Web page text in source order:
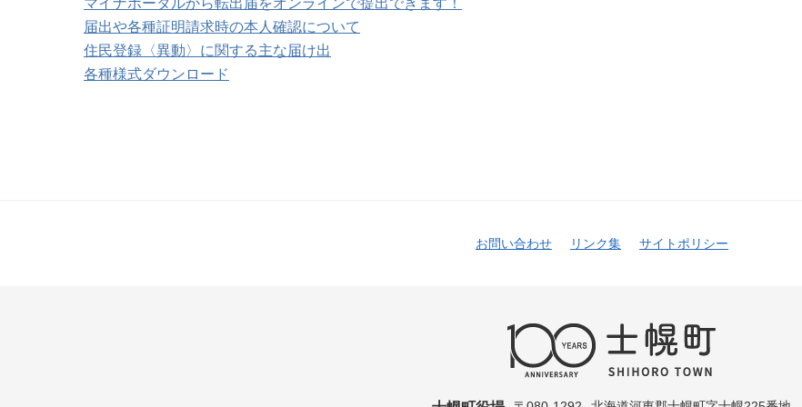
マイナポータルから転出届をオンラインで提出できます！
届出や各種証明請求時の本人確認について
住民登録〈異動〉に関する主な届け出
各種様式ダウンロード
お問い合わせ リンク集 サイトポリシー